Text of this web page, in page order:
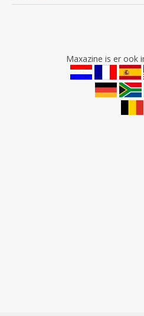
Maxazine is er ook